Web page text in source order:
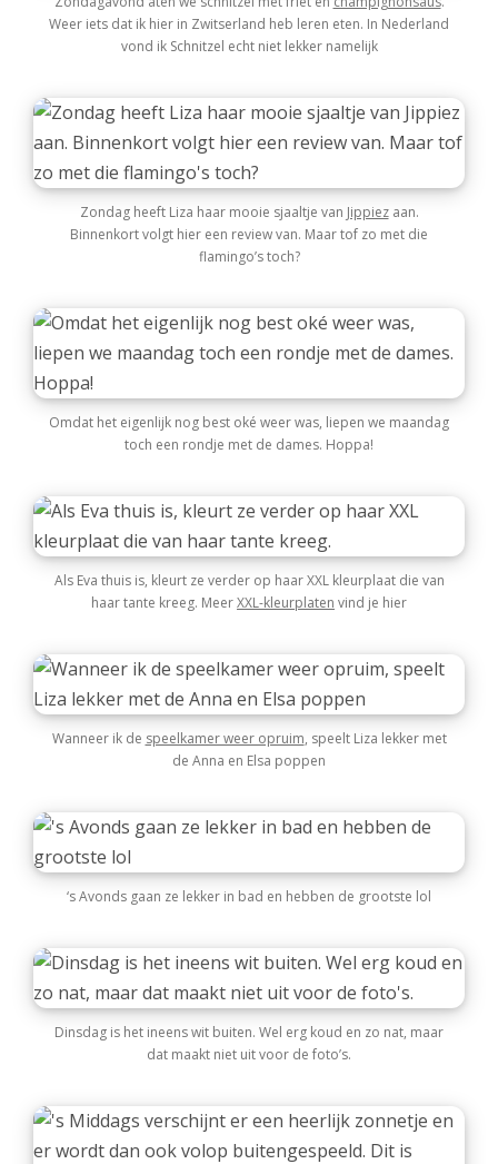
Weer iets dat ik hier in Zwitserland heb leren eten. In Nederland
vond ik Schnitzel echt niet lekker namelijk
Zondag heeft Liza haar mooie sjaaltje van Jippiezaan.
Binnenkort volgt hier een review van. Maar tof zo met die
flamingo’s toch?
Omdat het eigenlijk nog best oké weer was, liepen we maandag
toch een rondje met de dames. Hoppa!
Als Eva thuis is, kleurt ze verder op haar XXL kleurplaat die van
haar tante kreeg. MeerXXL-kleurplaten vind je hier
Wanneer ik de speelkamer weer opruim, speelt Liza lekker met
de Anna en Elsa poppen
‘s Avonds gaan ze lekker in bad en hebben de grootste lol
Dinsdag is het ineens wit buiten. Wel erg koud en zo nat, maar
dat maakt niet uit voor de foto’s.